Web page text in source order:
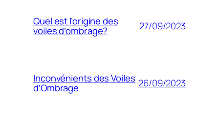
Quel est l’origine des
voiles d’ombrage? 27/09/2023
Inconvénients des Voiles
d’Ombrage 26/09/2023